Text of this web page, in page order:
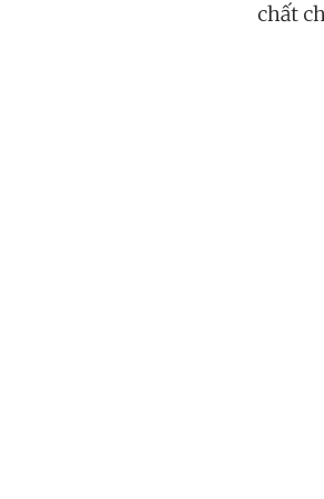
chất